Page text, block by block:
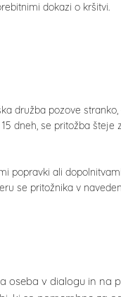
dokazi o kršitvi.
družba pozove
dneh, se pritožba šteje
popravki ali
se pritožnika v
v dialogu in na